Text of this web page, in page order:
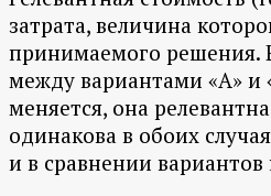
затрата, величина
принимаемого решения.
между вариантами «А» и
меняется, она
одинакова в обоих
и в сравнении вариантов